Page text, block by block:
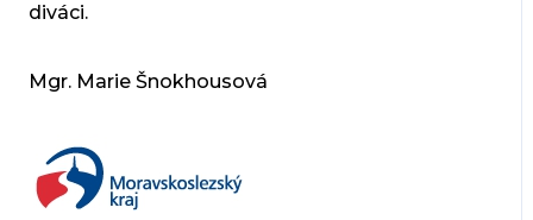
diváci.
Mgr. Marie Šnokhousová